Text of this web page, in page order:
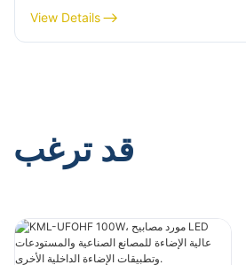
View Details
قد ترغب